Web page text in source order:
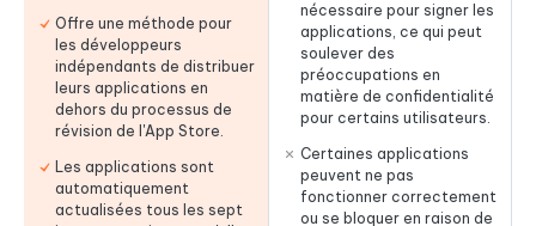
Offre une méthode pour
les développeurs
indépendants de distribuer
leurs applications en
dehors du processus de
révision de l'App Store.
Les applications sont
automatiquement
actualisées tous les sept
nécessaire pour signer les
applications, ce qui peut
soulever des
préoccupations en
matière de confidentialité
pour certains utilisateurs.
Certaines applications
peuvent ne pas
fonctionner correctement
ou se bloquer en raison de